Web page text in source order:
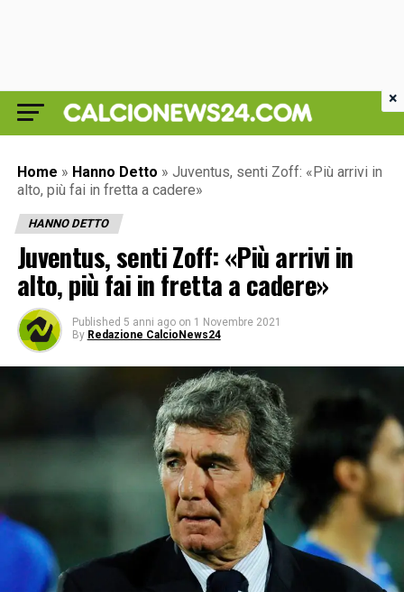
Home » Hanno Detto » Juventus, senti Zoff: «Più arrivi in
alto, più fai in fretta a cadere»
HANNO DETTO
Juventus, senti Zoff: «Più arrivi in
alto, più fai in fretta a cadere»
Published 5 anni ago on 1 Novembre 2021
By Redazione CalcioNews24
×